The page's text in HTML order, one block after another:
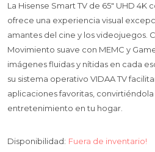
La Hisense Smart TV de 65" UHD 4K
ofrece una experiencia visual
amantes del cine y los videojuegos.
Movimiento suave con MEMC y
imágenes fluidas y nítidas en cada
su sistema operativo VIDAA TV
aplicaciones favoritas,
entretenimiento en tu hogar.
Disponibilidad: Fuera de inventario!